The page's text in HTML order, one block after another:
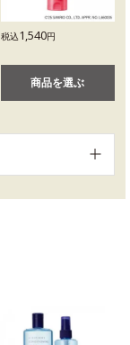
税込1,540円
商品を選ぶ